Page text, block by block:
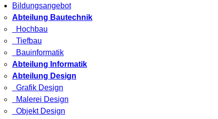
Bildungsangebot
Abteilung Bautechnik
Hochbau
Tiefbau
Bauinformatik
Abteilung Informatik
Abteilung Design
Grafik Design
Malerei Design
Objekt Design